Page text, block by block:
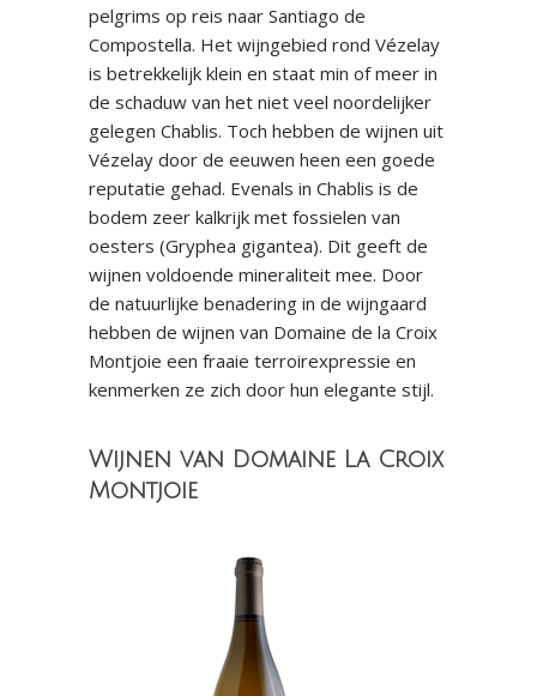
pelgrims op reis naar Santiago de
Compostella. Het wijngebied rond Vézelay
is betrekkelijk klein en staat min of meer in
de schaduw van het niet veel noordelijker
gelegen Chablis. Toch hebben de wijnen uit
Vézelay door de eeuwen heen een goede
reputatie gehad. Evenals in Chablis is de
bodem zeer kalkrijk met fossielen van
oesters (Gryphea gigantea). Dit geeft de
wijnen voldoende mineraliteit mee. Door
de natuurlijke benadering in de wijngaard
hebben de wijnen van Domaine de la Croix
Montjoie een fraaie terroirexpressie en
kenmerken ze zich door hun elegante stijl.
Wijnen van Domaine La Croix
Montjoie